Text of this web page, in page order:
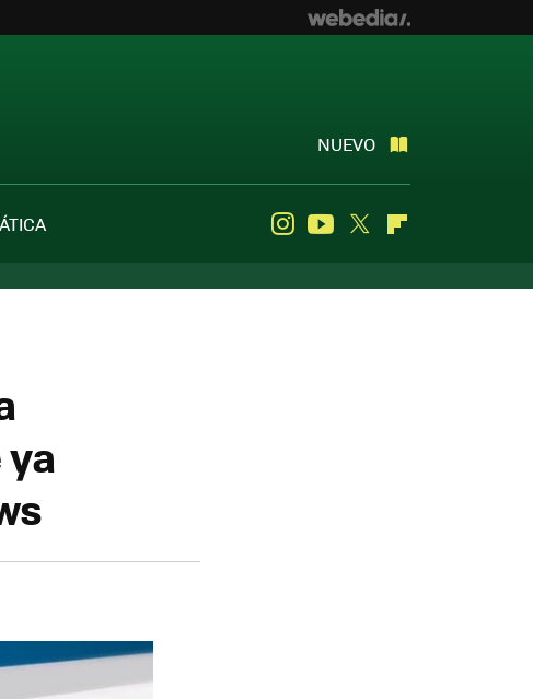
NUEVO
InstagramYoutube
Twitter